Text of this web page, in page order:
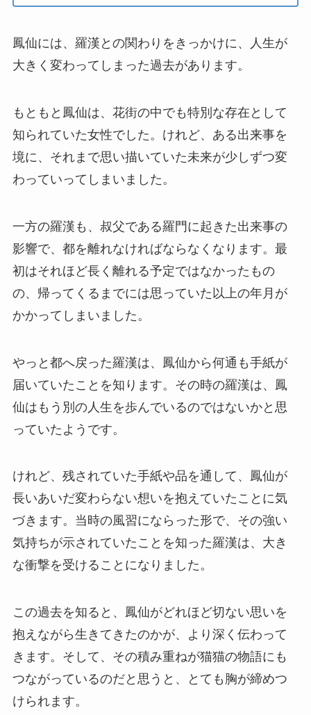
鳳仙には、羅漢との関わりをきっかけに、人生が
大きく変わってしまった過去があります。
もともと鳳仙は、花街の中でも特別な存在として
知られていた女性でした。けれど、ある出来事を
境に、それまで思い描いていた未来が少しずつ変
わっていってしまいました。
一方の羅漢も、叔父である羅門に起きた出来事の
影響で、都を離れなければならなくなります。最
初はそれほど長く離れる予定ではなかったもの
の、帰ってくるまでには思っていた以上の年月が
かかってしまいました。
やっと都へ戻った羅漢は、鳳仙から何通も手紙が
届いていたことを知ります。その時の羅漢は、鳳
仙はもう別の人生を歩んでいるのではないかと思
っていたようです。
けれど、残されていた手紙や品を通して、鳳仙が
長いあいだ変わらない想いを抱えていたことに気
づきます。当時の風習にならった形で、その強い
気持ちが示されていたことを知った羅漢は、大き
な衝撃を受けることになりました。
この過去を知ると、鳳仙がどれほど切ない思いを
抱えながら生きてきたのかが、より深く伝わって
きます。そして、その積み重ねが猫猫の物語にも
つながっているのだと思うと、とても胸が締めつ
けられます。